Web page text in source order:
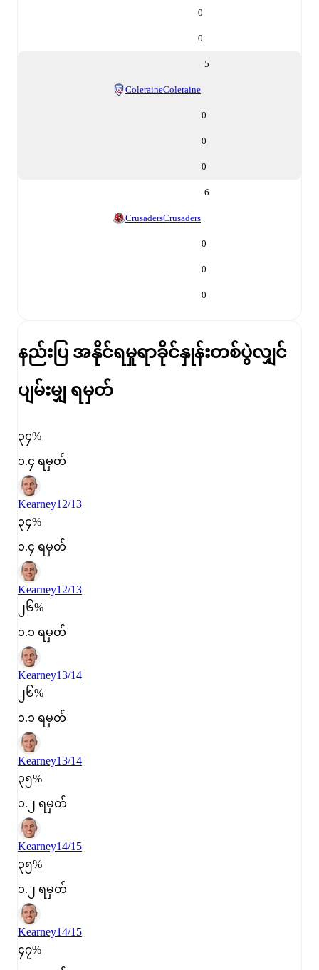
0
0
5
ColeraineColeraine
0
0
0
6
CrusadersCrusaders
0
0
0
နည်းပြ အနိုင်ရမှုရာခိုင်နှုန်းတစ်ပွဲလျှင်
ပျမ်းမျှ ရမှတ်
၃၄%
၁.၄ ရမှတ်
Kearney12/13
၃၄%
၁.၄ ရမှတ်
Kearney12/13
၂၆%
၁.၁ ရမှတ်
Kearney13/14
၂၆%
၁.၁ ရမှတ်
Kearney13/14
၃၅%
၁.၂ ရမှတ်
Kearney14/15
၃၅%
၁.၂ ရမှတ်
Kearney14/15
၄၇%